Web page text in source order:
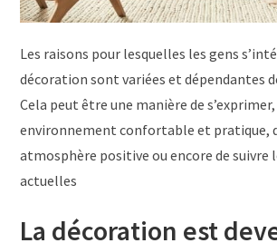
Les raisons pour lesquelles les gens
décoration sont variées et dépendantes
Cela peut être une manière de
environnement confortable et pratique,
atmosphère positive ou encore de suivre
actuelles
La décoration est